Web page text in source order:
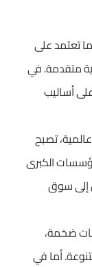
ما تعتمد على
متقدمة. في
أساليب
تصبح
الكبرى
إلى سوق
ضخمة،
أما في